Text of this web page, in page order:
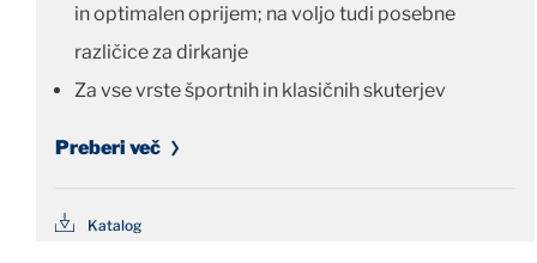
in optimalen oprijem; na voljo tudi posebne
različice za dirkanje
Za vse vrste športnih in klasičnih skuterjev
Preberi več
Katalog